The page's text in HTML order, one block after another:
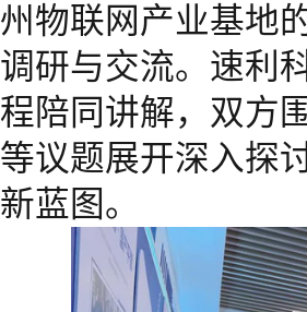
州物联网产业基地
调研与交流。速利
程陪同讲解，双方
等议题展开深入探
新蓝图。